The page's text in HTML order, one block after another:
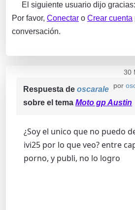
El siguiente usuario dijo gracias:
Por favor, Conectar o Crear cuenta
conversación.
30
por
Respuesta de oscarale
sobre el tema Moto gp Austin
¿Soy el unico que no puedo
ivi25 por lo que veo? entre
porno, y publi, no lo logro